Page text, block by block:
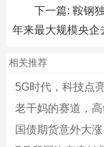
下一篇: 鞍钢
年来最大规模央企
相关推荐
5G时代，科技点
老干妈的赛道，
国债期货意外大